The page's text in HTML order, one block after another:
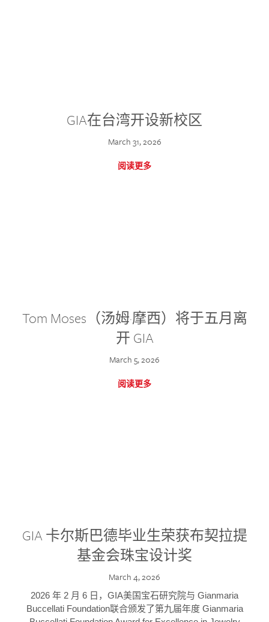
GIA在台湾开设新校区
March 31, 2026
阅读更多
Tom Moses（汤姆·摩西）将于五月离
开 GIA
March 5, 2026
阅读更多
GIA 卡尔斯巴德毕业生荣获布契拉提
基金会珠宝设计奖
March 4, 2026
2026 年 2 月 6 日，GIA美国宝石研究院与 Gianmaria
Buccellati Foundation联合颁发了第九届年度 Gianmaria